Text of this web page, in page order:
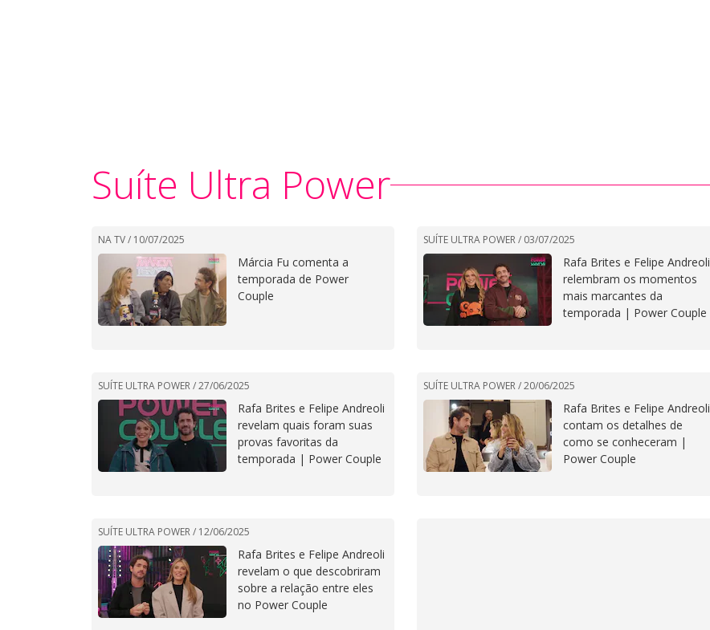
Suíte Ultra Power
NA TV / 10/07/2025
Márcia Fu comenta a
temporada de Power
Couple
SUÍTE ULTRA POWER / 03/07/2025
Rafa Brites e Felipe Andreoli
relembram os momentos
mais marcantes da
temporada | Power Couple
SUÍTE ULTRA POWER /27/06/2025
Rafa Brites e Felipe Andreoli
revelam quais foram suas
provas favoritas da
temporada | Power Couple
SUÍTE ULTRA POWER /20/06/2025
Rafa Brites e Felipe Andreoli
contam os detalhes de
como se conheceram |
Power Couple
SUÍTE ULTRA POWER / 12/06/2025
Rafa Brites e Felipe Andreoli
revelam o que descobriram
sobre a relação entre eles
no Power Couple